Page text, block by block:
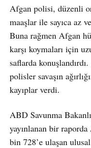
Afgan polisi, düzenli
maaşlar ile sayıca az
Buna rağmen Afgan
karşı koymaları için
saflarda
polisler savaşın
kayıplar verdi.
ABD Savunma
yayınlanan bir raporda
bin 728’e ulaşan